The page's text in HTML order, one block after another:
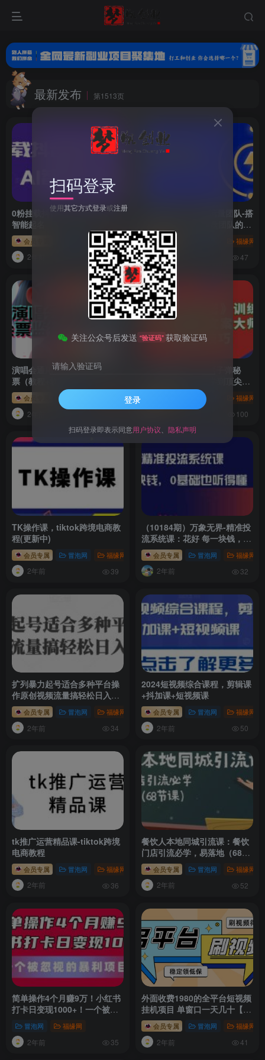
最新发布 第1513页
0粉挂载抖音快手小程序，AI
智能起名
会员专属 福缘网
2年前 38
（10837期）企业 流量团队-搭
建与管理，亿级 操盘团队的成
长之路（28节课）
会员专属 福缘网
2年前 47
演唱会通用_余票监控+抢回流
票（教程+软件）
会员专属 福缘网
2年前
（10209期）21天《子弹秘
密》训练营，21天学到顶尖文
案大师的策略和技巧
冒泡网 福缘网
100
TK操作课，tiktok跨境电商教
程(更新中)
会员专属 冒泡网 福缘网
2年前 39
（10184期）万象无界-精准投
流系统课：花好 每一块钱，0
基础也听得懂（16节课）
会员专属 冒泡网 福缘网
2年前 32
扩列暴力起号适合多种平台操
作原创视频流量搞轻松日入
1000+会员专属 冒泡网 福缘网
2年前 34
2024短视频综合课程，剪辑课
+抖加课+短视频课
会员专属 冒泡网 福缘网
2年前 50
tk推广运营精品课-tiktok跨境
电商教程
会员专属 冒泡网 福缘网
2年前 36
餐饮人本地同城引流课：餐饮
门店引流必学，易落地（68节
课）会员专属 冒泡网 福缘网
2年前 52
简单操作4个月赚9万！小红书
打卡日变现1000+！一个被忽
视的暴力项目
冒泡网 福缘网
2年前 35
外面收费1980的全平台短视频
挂机项目 单窗口一天几十【自
动脚本+教程】
会员专属 冒泡网 福缘网
2年前 41
扫码登录
使用其它方式登录或注册
关注公众号后发送 “验证码” 获取验证码
请输入验证码
登录
扫码登录即表示同意用户协议 隐私声明